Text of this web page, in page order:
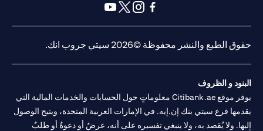
(opens in a new tab)
حقوق الطبع والنشر محفوظة ©2026 سيتي جروب انك.
البنود و الظروف
يوفر موقع Citibank.ae معلوماتٍ حول الحسابات والخدمات المالية التي
يقدمها فرع سيتي بنك إن.إيه. في الإمارات العربية المتحدة، ويتيح الوصول
إليها. ولا يُقصد به، ولا ينبغي تفسيره على أنه، عرضٌ أو دعوةٌ أو طلبٌ